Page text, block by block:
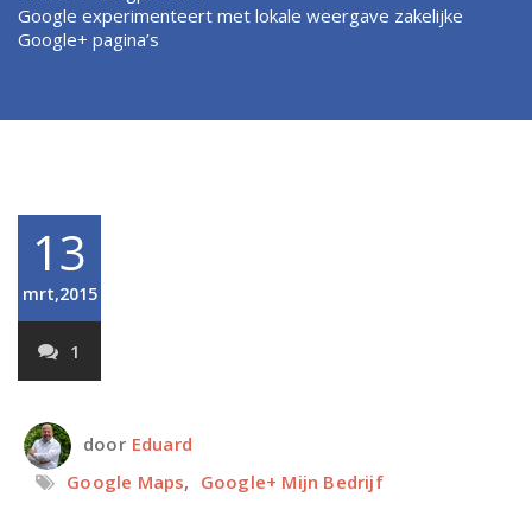
Google experimenteert met lokale weergave zakelijke
Google+ pagina’s
13
mrt,2015
1
door Eduard
Google Maps, Google+ Mijn Bedrijf